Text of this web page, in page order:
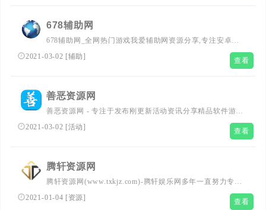
678辅助网
678辅助网_全网热门游戏我爱辅助网资源分享,专注安卓游
戏辅助,活动线报,网络新闻，资源,大型网游经典游戏，网络
2021-03-02 [辅助] 查看
善恶资源网
善恶资源网 - 专注于发布刚更新活动资讯分享精品软件游戏
辅助；在这里您可以下载到各种日常所需要的软件，比如小
刀娱乐网、活动线报(QQ活动.游戏游戏.现金活动等)、游戏
2021-03-02 [活动] 查看
腾轩资源网
腾轩资源网(www.txkjz.com)-腾轩娱乐网多年一直努力专注
免费分享QQ技术娱乐、软件、游戏辅助、热门活动等优志
网络资源，坚持分享网络技术资源，努力为各位网友呈现好
2021-01-04 [资源] 查看